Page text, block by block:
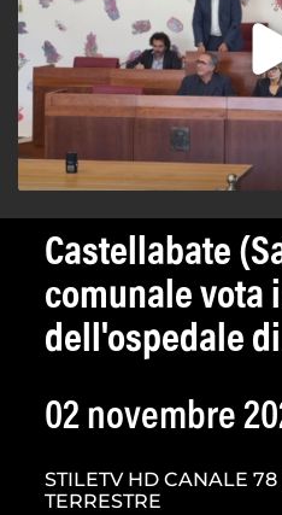
Castellabate
comunale vota
dell'ospedale
02 novembre
STILETV HD CANALE
TERRESTRE